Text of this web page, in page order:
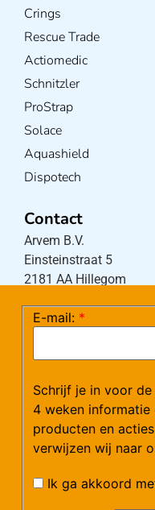
Crings
Rescue Trade
Actiomedic
Schnitzler
ProStrap
Solace
Aquashield
Dispotech
Contact
Arvem B.V.
Einsteinstraat 5
2181 AA Hillegom
(maandag –
Mail:
Werken bij Arvem?
E-mail: *
Schrijf je in voor
4 weken informatie
producten en
verwijzen wij naar
Ik ga akkoord